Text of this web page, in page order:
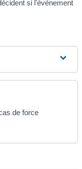
si l'événement
de force